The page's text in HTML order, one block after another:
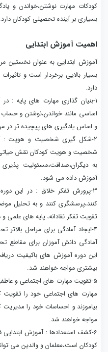
کودکات مهارت نوشتن،خواندن و
بسیاری بر آینده تحصیلی کودکان
اهمیت آموزش ابتدایی
آموزش ابتدایی به عنوان نخستین
بسیار بالایی برخردار است و
دارد.
1-بنیان گذاری مهارت های پایه :
اساسی مانند خواندن،نوشتن و
و اساس یادگیری های پیچیده تر
2-شکل گیری شخصیت و هویت :
شخصیت و هویت کودکان نقش حیاتی
به دیگران،صداقت،مسئولیت
آموزش داده می شود.
3-پرورش تفکر خلاق : در این
کنند،پرسشگری کنند و به تحلیل
تقویت تفکر نقادانه، پایه های
4-ایجاد آمادگی برای مراحل
آمادگی دانش آموزان برای مقاطع
این دوره آموزش های باکیفیت
بیشتری مواجه خواهند شد.
5-تقویت مهارت های اجتماعی و
مهارت های اجتماعی خود را تقویت
بیاموزند و احساسات خود را
مواجه خواهند شد.
6-کشف استعدادها : آموزش
کودکان است،معلمان و والدین می